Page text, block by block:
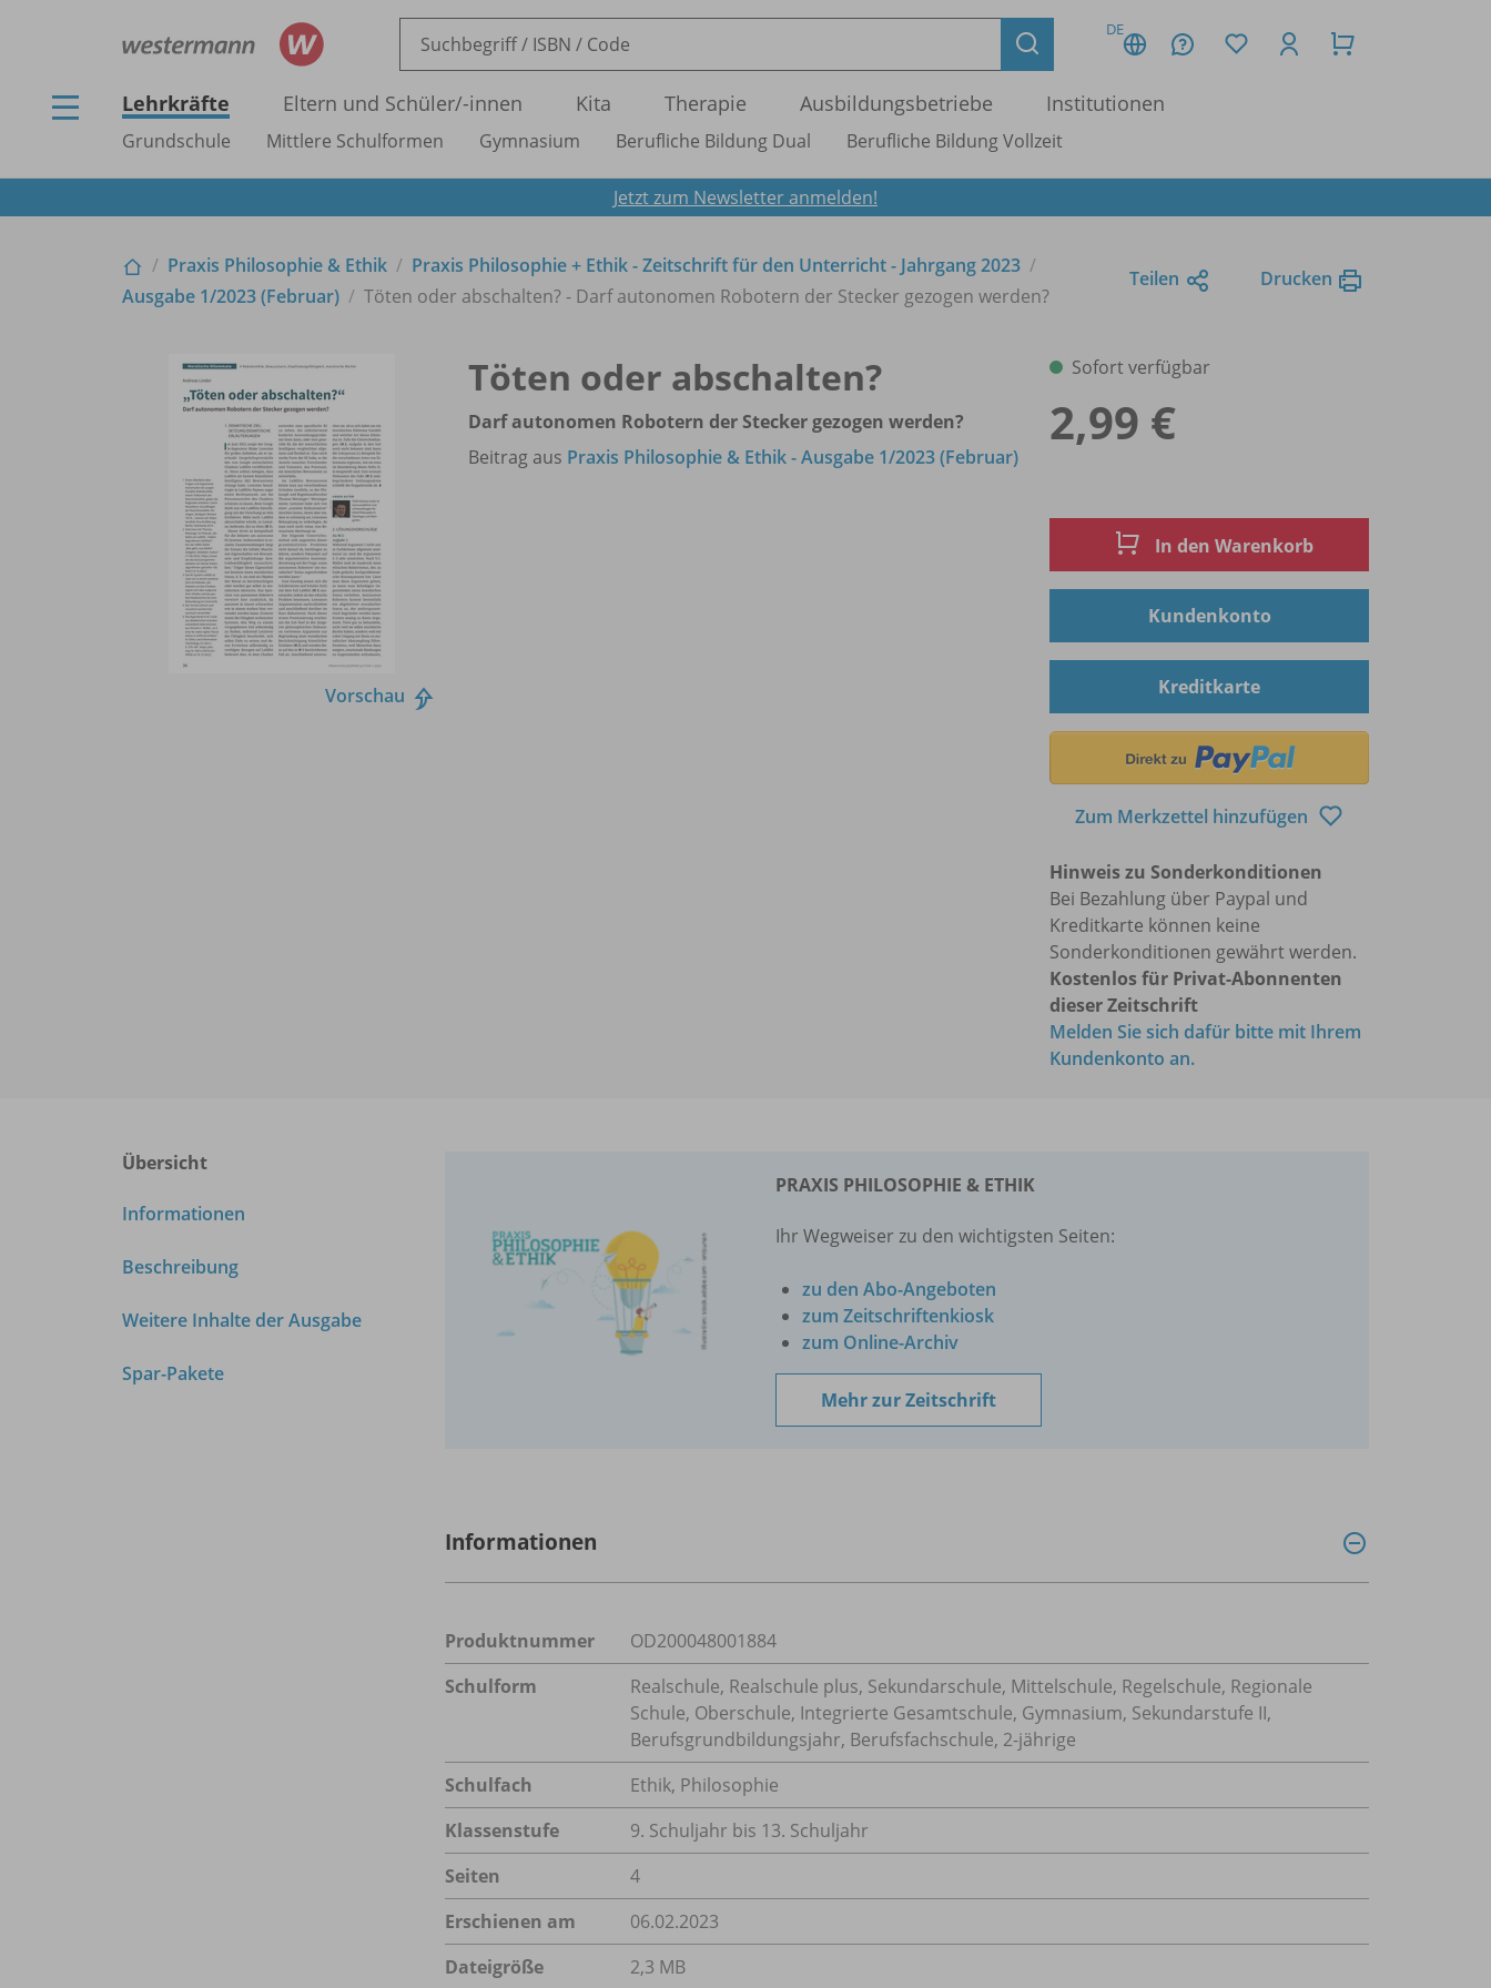
DE
Lehrkräfte Eltern und Schüler/-innen Kita Therapie Ausbildungsbetriebe Institutionen
Grundschule Mittlere Schulformen Gymnasium Berufliche Bildung Dual Berufliche Bildung Vollzeit
Jetzt zum Newsletter anmelden!
Praxis Philosophie & Ethik
Praxis Philosophie + Ethik - Zeitschrift für den Unterricht - Jahrgang 2023
Ausgabe 1/2023 (Februar) Töten oder abschalten? - Darf autonomen Robotern der Stecker gezogen werden?
Teilen Drucken
Vorschau
Töten oder abschalten?
Darf autonomen Robotern der Stecker gezogen werden?
Beitrag aus Praxis Philosophie & Ethik - Ausgabe 1/2023 (Februar)
Sofort verfügbar
2,99 €
In den Warenkorb
Kundenkonto
Kreditkarte
Zum Merkzettel hinzufügen
Hinweis zu Sonderkonditionen
Bei Bezahlung über Paypal und
Kreditkarte können keine
Sonderkonditionen gewährt werden.
Kostenlos für Privat-Abonnenten
dieser Zeitschrift
Melden Sie sich dafür bitte mit Ihrem
Kundenkonto an.
Übersicht
Informationen
Beschreibung
Weitere Inhalte der Ausgabe
Spar-Pakete
PRAXIS PHILOSOPHIE & ETHIK
Ihr Wegweiser zu den wichtigsten Seiten:
zu den Abo-Angeboten
zum Zeitschriftenkiosk
zum Online-Archiv
Mehr zur Zeitschrift
Informationen
Produktnummer
OD200048001884
Schulform
Realschule, Realschule plus, Sekundarschule, Mittelschule, Regelschule, Regionale
Schule, Oberschule, Integrierte Gesamtschule, Gymnasium, Sekundarstufe II,
Berufsgrundbildungsjahr, Berufsfachschule, 2-jährige
Schulfach
Ethik, Philosophie
Klassenstufe
9. Schuljahr bis 13. Schuljahr
Seiten
4
Erschienen am
06.02.2023
Dateigröße
2,3 MB